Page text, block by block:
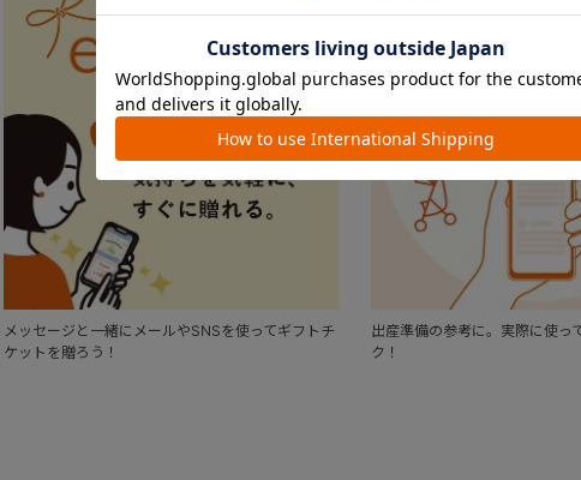
メッセージと一緒にメールやSNSを使ってギフトチ
ケットを贈ろう！
出産準備の参考に。実際に使っ
ク！